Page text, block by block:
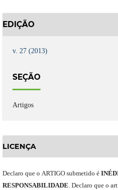
EDIÇÃO
v. 27 (2013)
SEÇÃO
Artigos
LICENÇA
Declaro que o ARTIGO submetido é
RESPONSABILIDADE. Declaro que o